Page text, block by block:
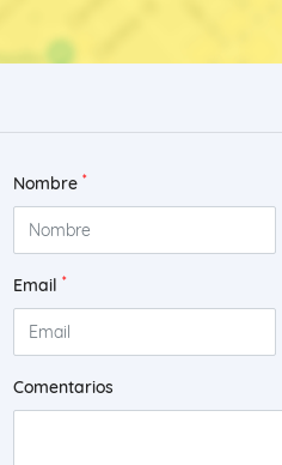
Nombre *
Email *
Comentarios